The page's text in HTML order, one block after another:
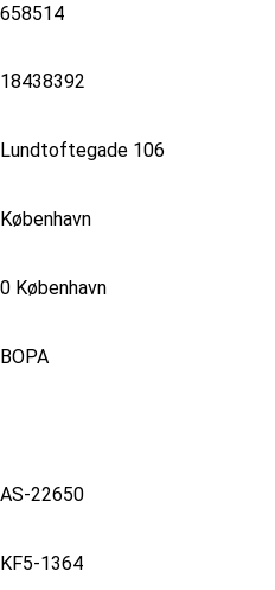
658514
18438392
Lundtoftegade 106
København
0 København
BOPA
AS-22650
KF5-1364